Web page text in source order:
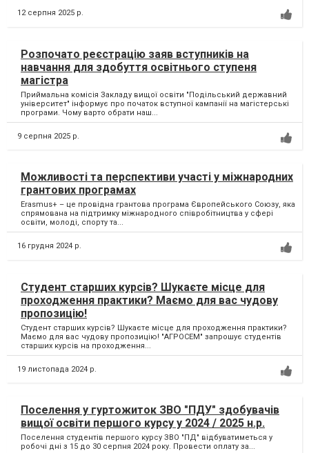
12 серпня 2025 р.
Розпочато реєстрацію заяв вступників на
навчання для здобуття освітнього ступеня
магістра
Приймальна комісія Закладу вищої освіти "Подільський державний
університет" інформує про початок вступної кампанії на магістерські
програми. Чому варто обрати наш...
9 серпня 2025 р.
Можливості та перспективи участі у міжнародних
грантових програмах
Erasmus+ – це провідна грантова програма Європейського Союзу, яка
спрямована на підтримку міжнародного співробітництва у сфері
освіти, молоді, спорту та...
16 грудня 2024 р.
Студент старших курсів? Шукаєте місце для
проходження практики? Маємо для вас чудову
пропозицію!
Студент старших курсів? Шукаєте місце для проходження практики?
Маємо для вас чудову пропозицію! "АГРОСЕМ" запрошує студентів
старших курсів на проходження...
19 листопада 2024 р.
Поселення у гуртожиток ЗВО "ПДУ" здобувачів
вищої освіти першого курсу у 2024 / 2025 н.р.
Поселення студентів першого курсу ЗВО "ПД" відбуватиметься у
робочі дні з 15 до 30 серпня 2024 року. Провести оплату за...